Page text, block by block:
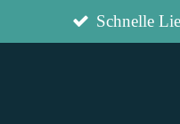
Schnelle